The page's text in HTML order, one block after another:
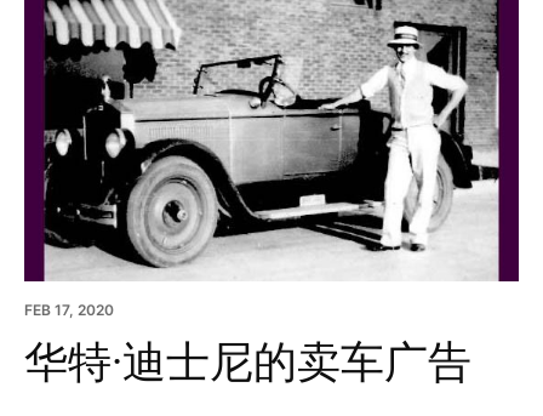
FEB 17, 2020
华特·迪士尼的卖车广告